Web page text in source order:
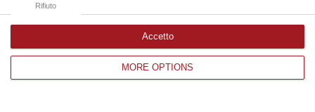
MORE OPTIONS
Rifiuto
Accetto
Corriere delle Calabria è una testata giornalistica di News&Com S.r.l